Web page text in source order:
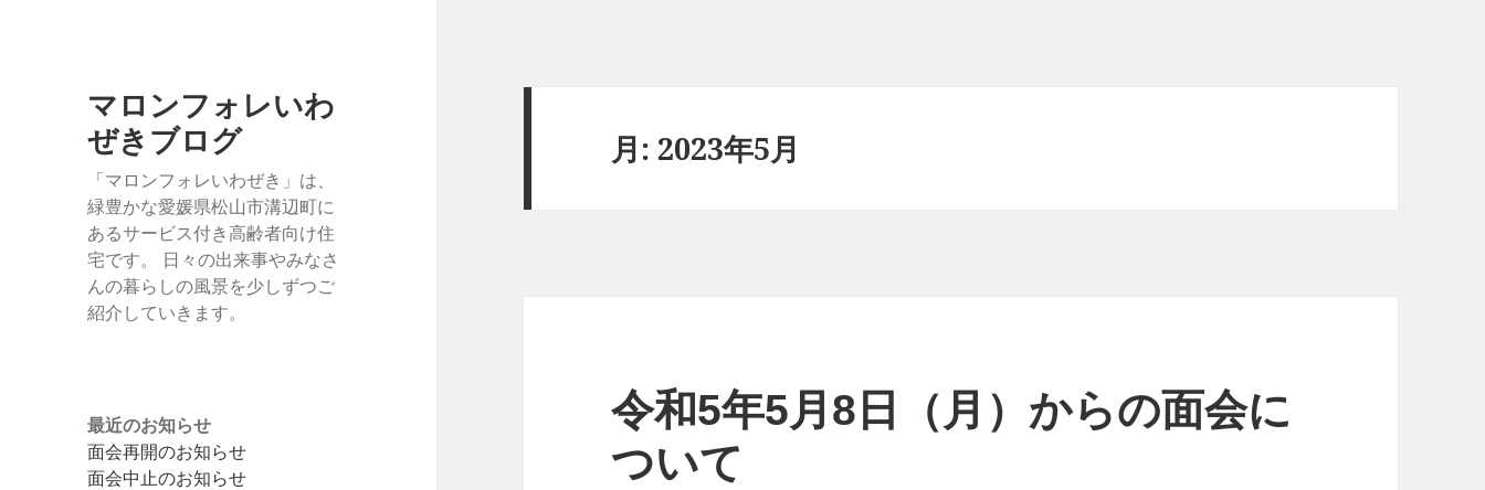
マロンフォレいわ
ぜきブログ
「マロンフォレいわぜき」は、
緑豊かな愛媛県松山市溝辺町に
あるサービス付き高齢者向け住
宅です。 日々の出来事やみなさ
んの暮らしの風景を少しずつご
紹介していきます。
最近のお知らせ
面会再開のお知らせ
面会中止のお知らせ
月: 2023年5月
令和5年5月8日（月）からの面会に
ついて